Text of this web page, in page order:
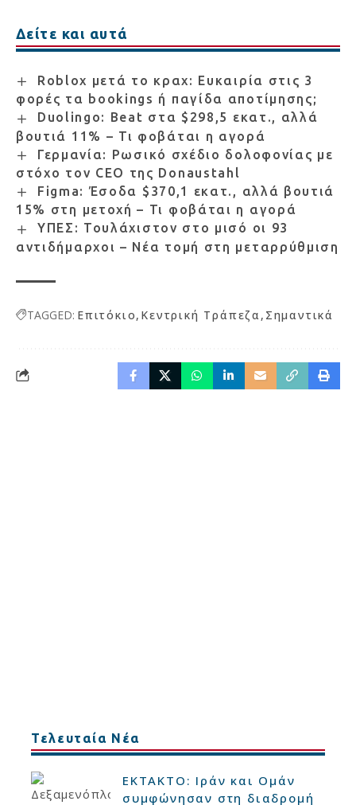
Δείτε και αυτά
Roblox μετά το κραχ: Ευκαιρία στις 3
φορές τα bookings ή παγίδα αποτίμησης;
Duolingo: Beat στα $298,5 εκατ., αλλά
βουτιά 11% – Τι φοβάται η αγορά
Γερμανία: Ρωσικό σχέδιο δολοφονίας με
στόχο τον CEO της Donaustahl
Figma: Έσοδα $370,1 εκατ., αλλά βουτιά
15% στη μετοχή – Τι φοβάται η αγορά
ΥΠΕΣ: Τουλάχιστον στο μισό οι 93
αντιδήμαρχοι – Νέα τομή στη μεταρρύθμιση
TAGGED: Επιτόκιο Κεντρική Τράπεζα Σημαντικά
Τελευταία Νέα
ΕΚΤΑΚΤΟ: Ιράν και Ομάν
συμφώνησαν στη διαδρομή